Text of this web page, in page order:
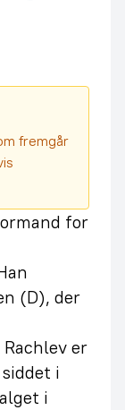
fremgår
for
(D), der
er
i
i